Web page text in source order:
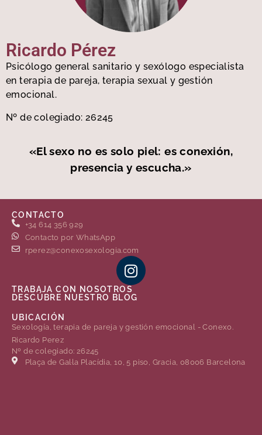
Ricardo Pérez
Psicólogo general sanitario y sexólogo especialista
en terapia de pareja, terapia sexual y gestión
emocional.
Nº de colegiado: 26245
«El sexo no es solo piel: es conexión,
presencia y escucha.»
CONTACTO
+34 614 356 929
Contacto por WhatsApp
rperez@conexosexologia.com
TRABAJA CON NOSOTROS
DESCÚBRE NUESTRO BLOG
UBICACIÓN
Sexología, terapia de pareja y gestión emocional - Conexo.
Ricardo Perez
Nº de colegiado: 26245
Plaça de Gal·la Placídia, 10, 5 piso, Gracia, 08006 Barcelona